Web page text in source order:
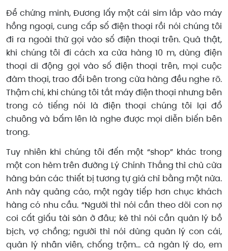
Để chứng minh, Đương lấy một cái sim lắp vào máy
hồng ngoại, cung cấp số điện thoại rồi nói chúng tôi
đi ra ngoài thử gọi vào số điện thoại trên. Quả thật,
khi chúng tôi đi cách xa cửa hàng 10 m, dùng điện
thoại di động gọi vào số điện thoại trên, mọi cuộc
đàm thoại, trao đổi bên trong cửa hàng đều nghe rõ.
Thậm chí, khi chúng tôi tắt máy điện thoại nhưng bên
trong có tiếng nói là điện thoại chúng tôi lại đổ
chuông và bấm lên là nghe được mọi diễn biến bên
trong.
Tuy nhiên khi chúng tôi đến một “shop” khác trong
một con hẻm trên đường Lý Chính Thắng thì chủ cửa
hàng bán các thiết bị tương tự giá chỉ bằng một nửa.
Anh này quảng cáo, một ngày tiếp hơn chục khách
hàng có nhu cầu. “Người thì nói cần theo dõi con nợ
coi cất giấu tài sản ở đâu; kẻ thì nói cần quản lý bồ
bịch, vợ chồng; người thì nói dùng quản lý con cái,
quản lý nhân viên, chống trộm… cả ngàn lý do, em